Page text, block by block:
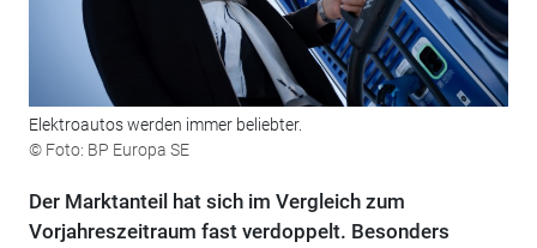
Elektroautos werden immer beliebter.
© Foto: BP Europa SE
Der Marktanteil hat sich im Vergleich zum
Vorjahreszeitraum fast verdoppelt. Besonders